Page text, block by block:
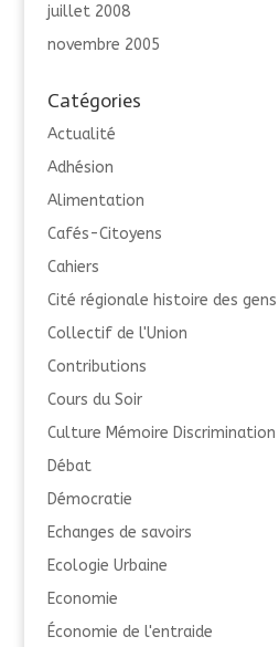
juillet 2008
novembre 2005
Catégories
Actualité
Adhésion
Alimentation
Cafés-Citoyens
Cahiers
Cité régionale histoire des
Collectif de l'Union
Contributions
Cours du Soir
Culture Mémoire Discrimination
Débat
Démocratie
Echanges de savoirs
Ecologie Urbaine
Economie
Économie de l'entraide